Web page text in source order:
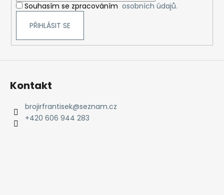
Souhasím se zpracováním osobních údajů.
PŘIHLÁSIT SE
Kontakt
brojirfrantisek@seznam.cz
+420 606 944 283